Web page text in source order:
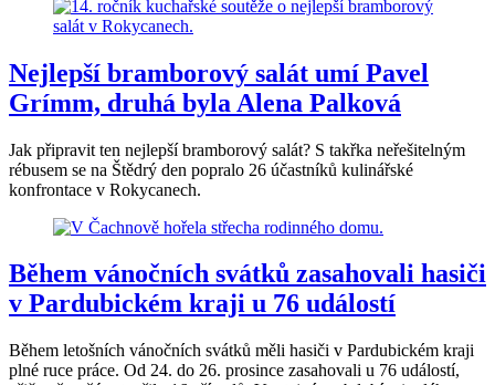
Nejlepší bramborový salát umí Pavel
Grímm, druhá byla Alena Palková
Jak připravit ten nejlepší bramborový salát? S takřka neřešitelným
rébusem se na Štědrý den popralo 26 účastníků kulinářské
konfrontace v Rokycanech.
Během vánočních svátků zasahovali hasiči
v Pardubickém kraji u 76 událostí
Během letošních vánočních svátků měli hasiči v Pardubickém kraji
plné ruce práce. Od 24. do 26. prosince zasahovali u 76 událostí,